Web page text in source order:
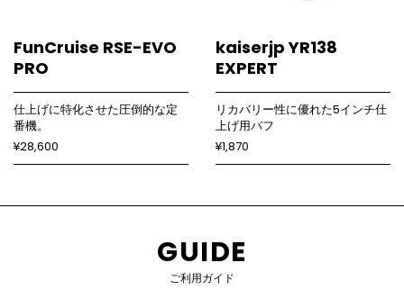
FunCruise RSE-EVO
PRO
仕上げに特化させた圧倒的な定
番機。
¥28,600
kaiserjp YR138
EXPERT
リカバリー性に優れた5インチ仕
上げ用バフ
¥1,870
GUIDE
ご利用ガイド